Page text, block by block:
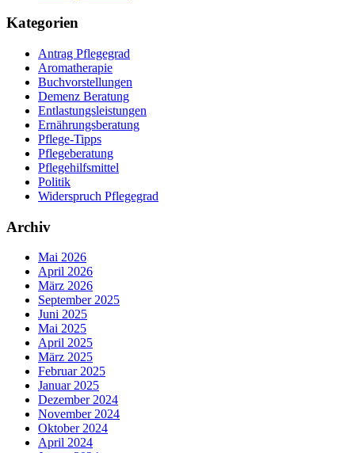
Kategorien
Antrag Pflegegrad
Aromatherapie
Buchvorstellungen
Demenz Beratung
Entlastungsleistungen
Ernährungsberatung
Pflege-Tipps
Pflegeberatung
Pflegehilfsmittel
Politik
Widerspruch Pflegegrad
Archiv
Mai 2026
April 2026
März 2026
September 2025
Juni 2025
Mai 2025
April 2025
März 2025
Februar 2025
Januar 2025
Dezember 2024
November 2024
Oktober 2024
April 2024